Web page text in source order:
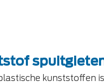
kunststoffen